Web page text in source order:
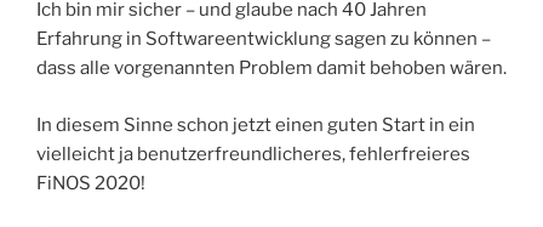
Ich bin mir sicher – und glaube nach 40 Jahren
Erfahrung in Softwareentwicklung sagen zu können –
dass alle vorgenannten Problem damit behoben wären.
In diesem Sinne schon jetzt einen guten Start in ein
vielleicht ja benutzerfreundlicheres, fehlerfreieres
FiNOS 2020!